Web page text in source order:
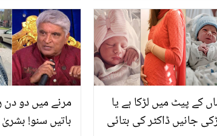
ہیں جنہیں
نے بڑے تحفوں
کی خبر زور پکڑ
مرنے میں دو دن
باتیں سنو!
کے پیٹ میں لڑکا ہے یا
جانیں ڈاکٹر کی بتائی